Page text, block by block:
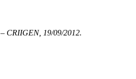
– CRIIGEN, 19/09/2012.